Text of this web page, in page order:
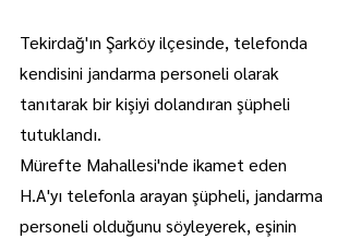
Tekirdağ'ın Şarköy ilçesinde, telefonda
kendisini jandarma personeli olarak
tanıtarak bir kişiyi dolandıran şüpheli
tutuklandı.
Mürefte Mahallesi'nde ikamet eden
H.A'yı telefonla arayan şüpheli, jandarma
personeli olduğunu söyleyerek, eşinin